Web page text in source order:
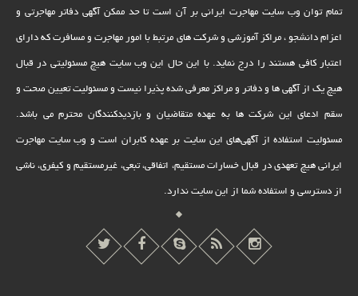
تمام توان وب سایت مهاجرت ایرانی بر آن است تا حد ممکن آگهی دفاتر مهاجرتی و
اعزام دانشجو ، مراکز آموزشی و شرکت های مرتبط با امور مهاجرت و مسافرت که دارای
اعتبار کافی هستند را درج نماید. با این حال این وب سایت هیچ مسئولیتی در قبال
هیچ یک از آگهی ها و دفاتر و مراکز معرفی شده پذیرا نیست و مسئولیت تعیین صحت و
سقم ادعای این شرکت ها به عهده متقاضیان و بازدیدکنندگان محترم می باشد.
مسئولیت استفاده از آگهی‌های این سایت بر عهده کابران است و وب سایت مهاجرت
ایرانی هیچ تعهدى در قبال خسارات مستقیم، اتفاقى، تبعى، غیرمستقیم و کیفرى، ناشى
از دسترسى و استفاده شما از این سایت ندارد.